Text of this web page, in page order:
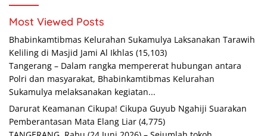
Most Viewed Posts
Bhabinkamtibmas Kelurahan Sukamulya Laksanakan Tarawih
Keliling di Masjid Jami Al Ikhlas (15,103)
Tangerang – Dalam rangka mempererat hubungan antara
Polri dan masyarakat, Bhabinkamtibmas Kelurahan
Sukamulya melaksanakan kegiatan...
Darurat Keamanan Cikupa! Cikupa Guyub Ngahiji Suarakan
Pemberantasan Mata Elang Liar (4,775)